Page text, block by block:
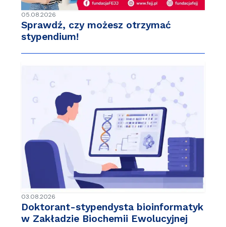
05.08.2026
Sprawdź, czy możesz otrzymać
stypendium!
03.08.2026
Doktorant-stypendysta bioinformatyk
w Zakładzie Biochemii Ewolucyjnej